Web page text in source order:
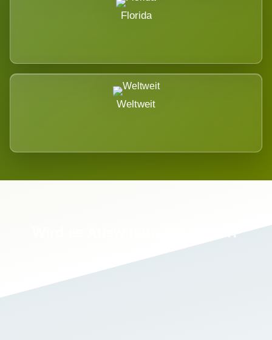
Florida
Weltweit
Wird es Auswirkungen geben?